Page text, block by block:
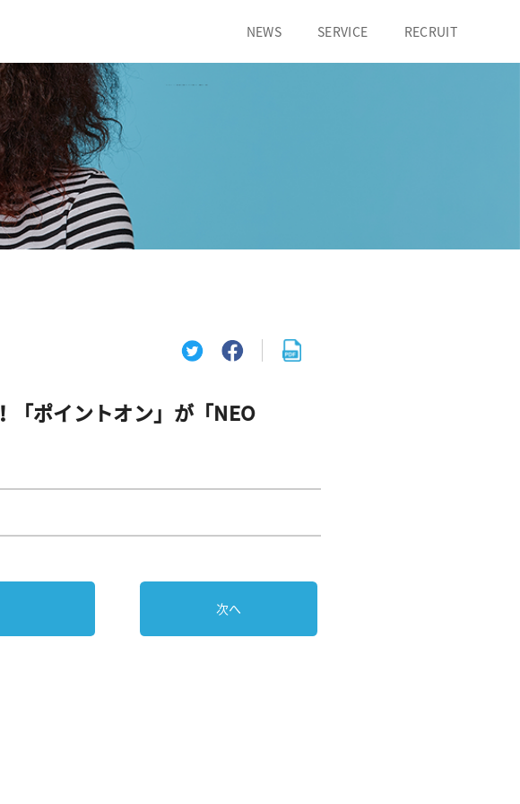
NEWS SERVICE RECRUIT
「ポイントオン」が「NEO
次へ